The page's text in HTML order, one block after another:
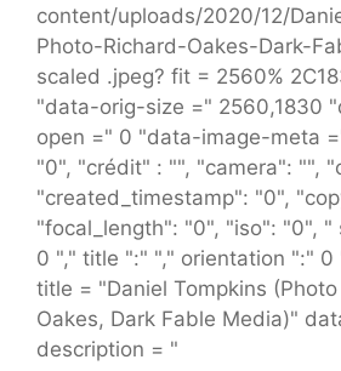
content/uploads/2020/12/
Photo-Richard-Oakes-Dark-
scaled .jpeg? fit = 2560%
"data-orig-size =" 2560,1830
open =" 0 "data-image-meta
"0", "crédit" : "", "camera": "",
"created_timestamp": "0",
"focal_length": "0", "iso": "0", "
0 "," title ":" "," orientation ":"
title = "Daniel Tompkins (Photo
Oakes, Dark Fable Media)"
description = "